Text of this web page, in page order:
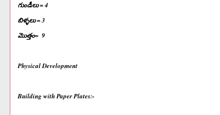
గుండీలు = 4
బిళ్ళలు = 3
మొత్తం= 9
Physical Development
Building with Paper Plates:-